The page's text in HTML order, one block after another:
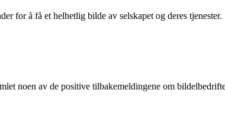
for å få et helhetlig bilde av selskapet og deres tjenester.
noen av de positive tilbakemeldingene om